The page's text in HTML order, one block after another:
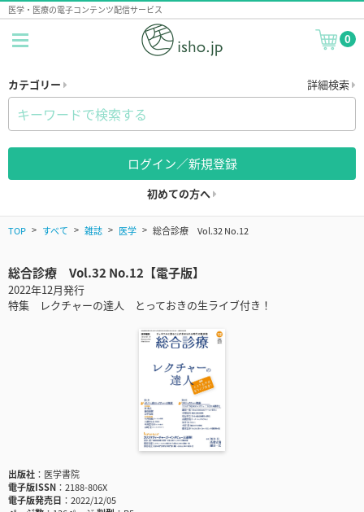
医学・医療の電子コンテンツ配信サービス
0
カテゴリー 詳細検索
ログイン／新規登録
初めての方へ
TOP すべて 雑誌 医学 総合診療 Vol.32 No.12
総合診療 Vol.32 No.12【電子版】
2022年12月発行
特集 レクチャーの達人 とっておきの生ライブ付き！
出版社
医学書院
電子版ISSN
2188-806X
電子版発売日
2022/12/05